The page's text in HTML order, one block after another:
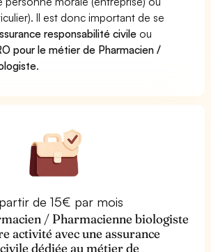
Il est donc important de se
responsabilité civile ou
pour le métier de Pharmacien /
.
de 15€ par mois
/ Pharmacienne biologiste
activité avec une assurance
dédiée au métier de